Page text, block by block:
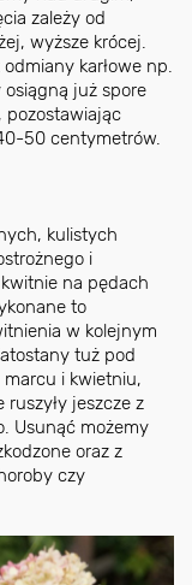
zależy od
wyższe krócej.
karłowe np.
osiągną już spore
pozostawiając
50 centymetrów.
kulistych
i
na pędach
to
w kolejnym
tuż pod
i kwietniu,
ruszyły jeszcze z
Usunąć możemy
oraz z
czy